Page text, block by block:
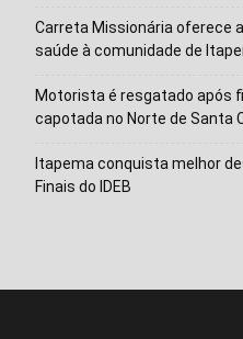
Carreta Missionária oferece
saúde à comunidade de
Motorista é resgatado após
capotada no Norte de Santa
Itapema conquista melhor
Finais do IDEB